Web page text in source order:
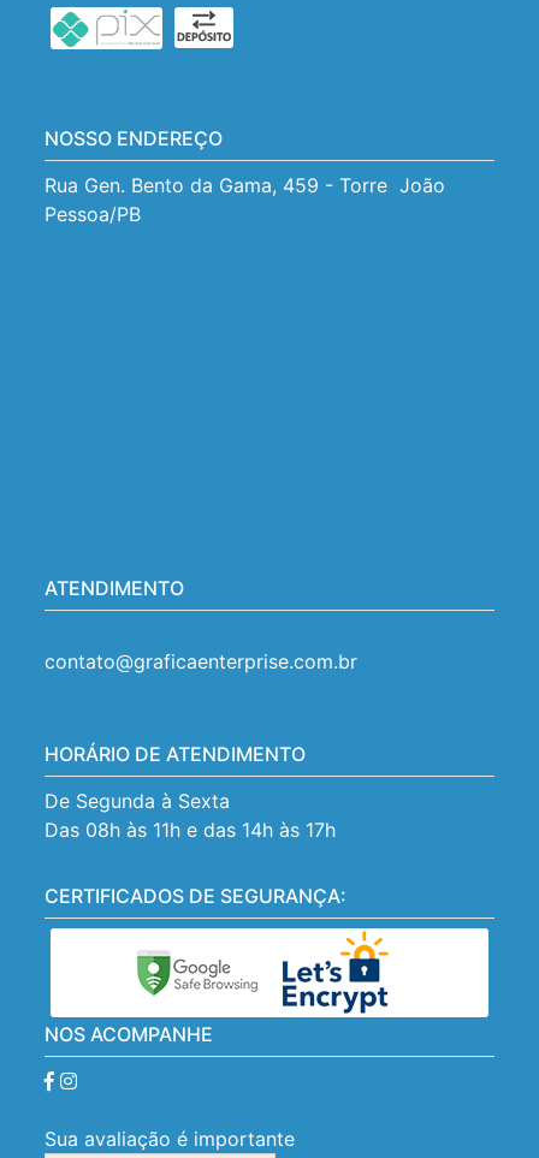
NOSSO ENDEREÇO
Rua Gen. Bento da Gama, 459 - Torre  João
Pessoa/PB
ATENDIMENTO
contato@graficaenterprise.com.br
HORÁRIO DE ATENDIMENTO
De Segunda à Sexta
Das 08h às 11h e das 14h às 17h
CERTIFICADOS DE SEGURANÇA:
NOS ACOMPANHE
Sua avaliação é importante